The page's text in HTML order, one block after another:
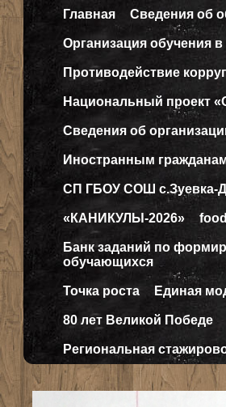
Главная Сведения об
Организация обучения
Противодействие
Национальный проект
Сведения об
Иностранным
СП ГБОУ СОШ с.Зуевка-
«КАНИКУЛЫ-2026» food
Банк заданий по
обучающихся
Точка роста Единая
80 лет Великой Победе
Региональная